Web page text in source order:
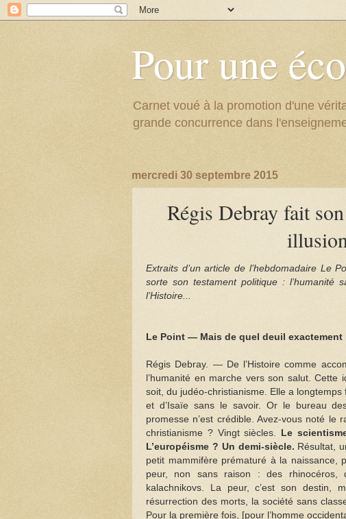
Pour une
Carnet voué à la promotion d'une
grande concurrence dans
mercredi 30 septembre 2015
Régis Debray fait
Extraits d’un article de l’hebdomadaire Le
sorte son testament politique : l’humanité
l’Histoire...
Le Point — Mais de quel deuil exactement
Régis Debray. — De l’Histoire comme
l’humanité en marche vers son salut. Cette
soit, du judéo-christianisme. Elle a
et d’Isaïe sans le savoir. Or le bureau
promesse n’est crédible. Avez-vous noté le
christianisme ? Vingt siècles.
Le
L’européisme ? Un demi-siècle. Résultat,
petit mammifère prématuré à la naissance,
peur, non sans raison : des rhinocéros,
kalachnikovs. La peur, c’est son destin,
résurrection des morts, la société sans
Pour la première fois, [pour l’homme